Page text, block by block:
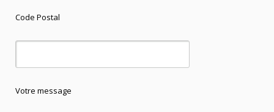
Code Postal
Votre message